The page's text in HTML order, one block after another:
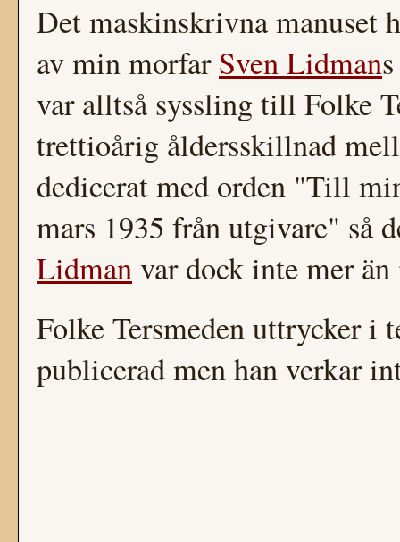
Det maskinskrivna manuset
av min morfarSven Lidman
var alltså syssling till Folke
trettioårig åldersskillnad
dedicerat med orden "Till
mars 1935 från utgivare" så
Lidmanvar dock inte mer
Folke Tersmeden uttrycker i
publicerad men han verkar